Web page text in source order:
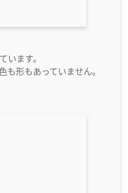
います。
も形もあっていません。